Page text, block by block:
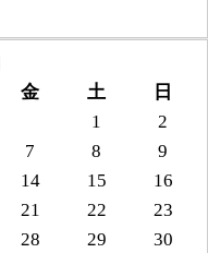
金 土
日
1
2
7 8
9
14 15
16
21 22
23
28 29 30